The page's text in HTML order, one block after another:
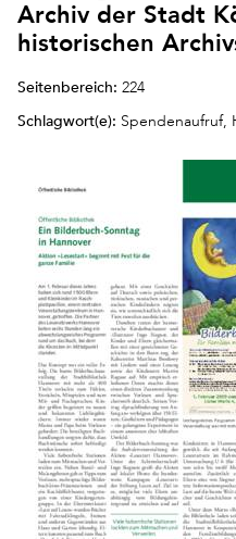
Archiv der Stadt
historischen
Seitenbereich: 224
Schlagwort(e): Spendenaufruf,